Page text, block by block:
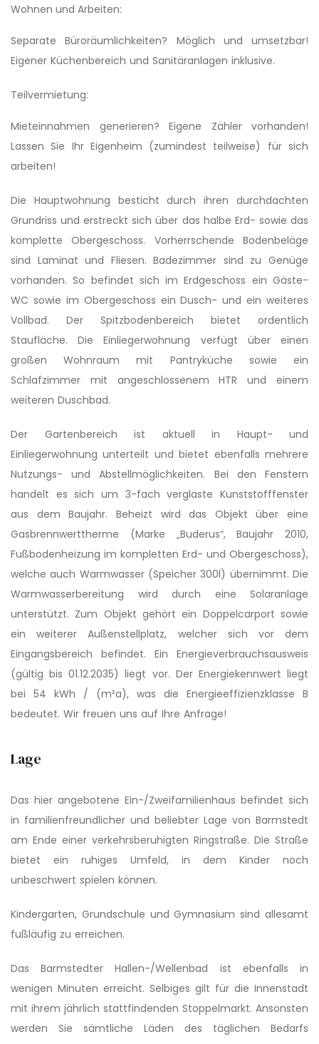
Wohnen und Arbeiten:
Separate Büroräumlichkeiten? Möglich und umsetzbar!
Eigener Küchenbereich und Sanitäranlagen inklusive.
Teilvermietung:
Mieteinnahmen generieren? Eigene Zähler vorhanden!
Lassen Sie Ihr Eigenheim (zumindest teilweise) für sich
arbeiten!
Die Hauptwohnung besticht durch ihren durchdachten
Grundriss und erstreckt sich über das halbe Erd- sowie das
komplette Obergeschoss. Vorherrschende Bodenbeläge
sind Laminat und Fliesen. Badezimmer sind zu Genüge
vorhanden. So befindet sich im Erdgeschoss ein Gäste-
WC sowie im Obergeschoss ein Dusch- und ein weiteres
Vollbad. Der Spitzbodenbereich bietet ordentlich
Staufläche. Die Einliegerwohnung verfügt über einen
großen Wohnraum mit Pantryküche sowie ein
Schlafzimmer mit angeschlossenem HTR und einem
weiteren Duschbad.
Der Gartenbereich ist aktuell in Haupt- und
Einliegerwohnung unterteilt und bietet ebenfalls mehrere
Nutzungs- und Abstellmöglichke­iten. Bei den Fenstern
handelt es sich um 3-fach verglaste Kunststofffenster
aus dem Baujahr. Beheizt wird das Objekt über eine
Gasbrennwerttherme (Marke „Buderus“, Baujahr 2010,
Fußbodenheizung im kompletten Erd- und Obergeschoss),
welche auch Warmwasser (Speicher 300l) übernimmt. Die
Warmwasserbereitung wird durch eine Solaranlage
unterstützt. Zum Objekt gehört ein Doppelcarport sowie
ein weiterer Außenstellplatz, welcher sich vor dem
Eingangsbereich befindet. Ein Energieverbrau­chsausweis
(gültig bis 01.12.2035) liegt vor. Der Energiekennwert liegt
bei 54 kWh / (m²a), was die Energieeffizi­enzklasse B
bedeutet. Wir freuen uns auf Ihre Anfrage!
Lage
Das hier angebotene Ein-/Zweifamilienhaus befindet sich
in familienfreun­dlicher und beliebter Lage von Barmstedt
am Ende einer verkehrsberuhigten Ringstraße. Die Straße
bietet ein ruhiges Umfeld, in dem Kinder noch
unbeschwert spielen können.
Kindergarten, Grundschule und Gymnasium sind allesamt
fußläufig zu erreichen.
Das Barmstedter Hallen-/Wellenbad ist ebenfalls in
wenigen Minuten erreicht. Selbiges gilt für die Innenstadt
mit ihrem jährlich stattfindenden Stoppelmarkt. Ansonsten
werden Sie sämtliche Läden des täglichen Bedarfs